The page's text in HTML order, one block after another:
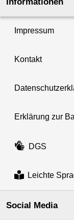
Informationen
Impressum
Kontakt
Erklärung zur
DGS
Leichte
Social Media